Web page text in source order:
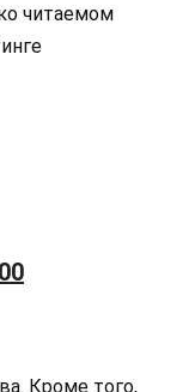
читаемом
Кроме того,